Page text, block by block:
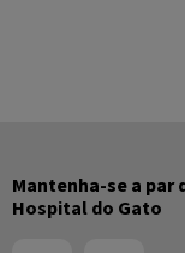
Mantenha-se a par
Hospital do Gato